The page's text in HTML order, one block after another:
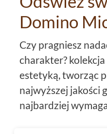
Domino
Czy pragniesz
charakter? kolekcja
estetyką, tworząc
najwyższej jakości
najbardziej